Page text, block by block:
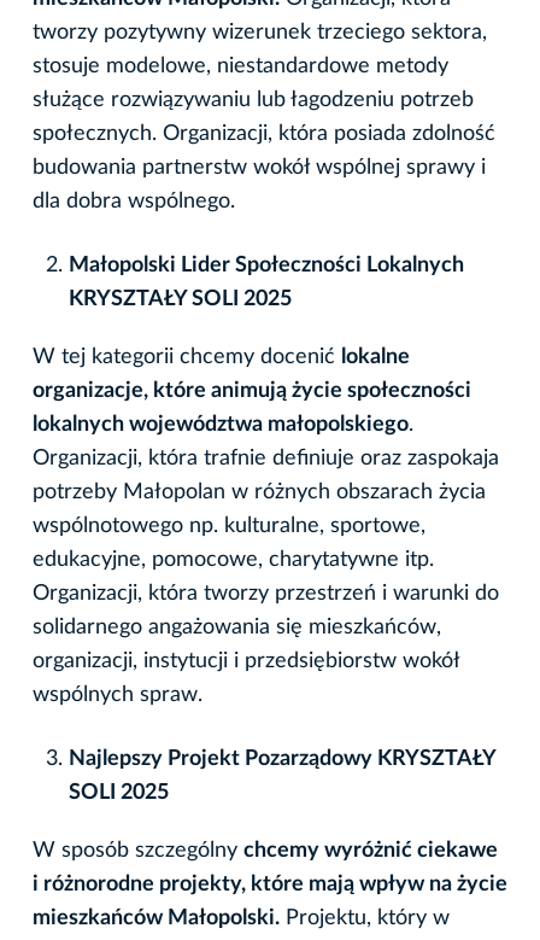
tworzy pozytywny wizerunek trzeciego sektora,
stosuje modelowe, niestandardowe metody
służące rozwiązywaniu lub łagodzeniu potrzeb
społecznych. Organizacji, która posiada zdolność
budowania partnerstw wokół wspólnej sprawy i
dla dobra wspólnego.
Małopolski Lider Społeczności Lokalnych
KRYSZTAŁY SOLI 2025
W tej kategorii chcemy docenić lokalne
organizacje, które animują życie społeczności
lokalnych województwa małopolskiego.
Organizacji, która trafnie definiuje oraz zaspokaja
potrzeby Małopolan w różnych obszarach życia
wspólnotowego np. kulturalne, sportowe,
edukacyjne, pomocowe, charytatywne itp.
Organizacji, która tworzy przestrzeń i warunki do
solidarnego angażowania się mieszkańców,
organizacji, instytucji i przedsiębiorstw wokół
wspólnych spraw.
Najlepszy Projekt Pozarządowy KRYSZTAŁY
SOLI 2025
W sposób szczególny chcemy wyróżnić ciekawe
i różnorodne projekty, które mają wpływ na życie
mieszkańców Małopolski. Projektu, który w